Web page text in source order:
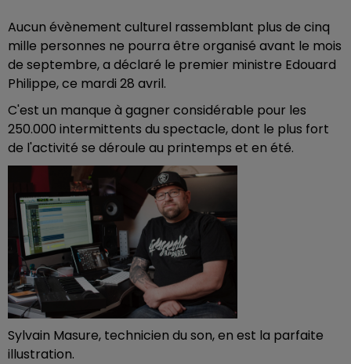
Aucun évènement culturel rassemblant plus de cinq
mille personnes ne pourra être organisé avant le mois
de septembre, a déclaré le premier ministre Edouard
Philippe, ce mardi 28 avril.
C'est un manque à gagner considérable pour les
250.000 intermittents du spectacle, dont le plus fort
de l'activité se déroule au printemps et en été.
Sylvain Masure, technicien du son, en est la parfaite
illustration.